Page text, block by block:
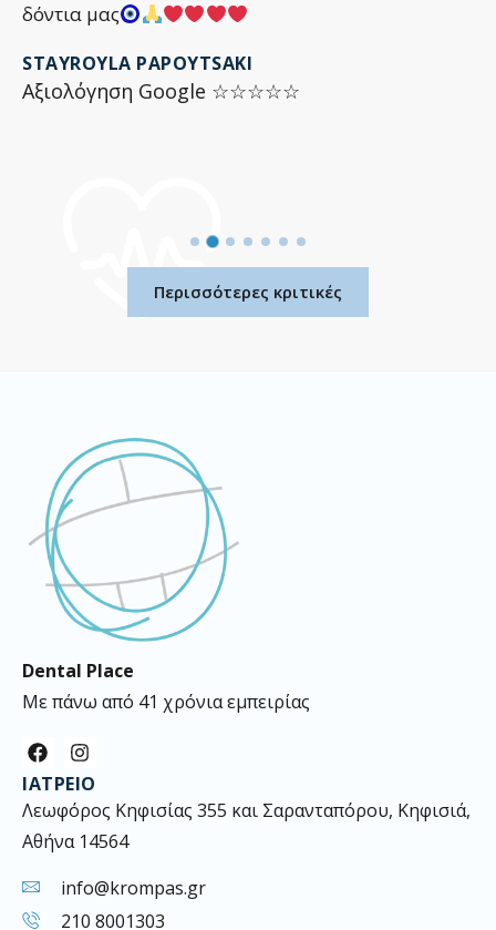
δόντια μας
STAYROYLA PAPOYTSAKI
Αξιολόγηση Google ☆☆☆☆☆
Περισσότερες κριτικές
Dental Place
Με πάνω από 41 χρόνια εμπειρίας
F
a
c
e
b
o
k
I
n
s
t
a
g
a
ΙΑΤΡΕΊΟ
Λεωφόρος Κηφισίας 355 και Σαρανταπόρου, Κηφισιά,
Αθήνα 14564
info@krompas.gr
210 8001303